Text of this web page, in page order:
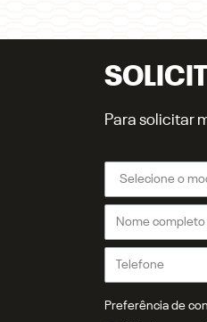
Para solicitar
Preferência de